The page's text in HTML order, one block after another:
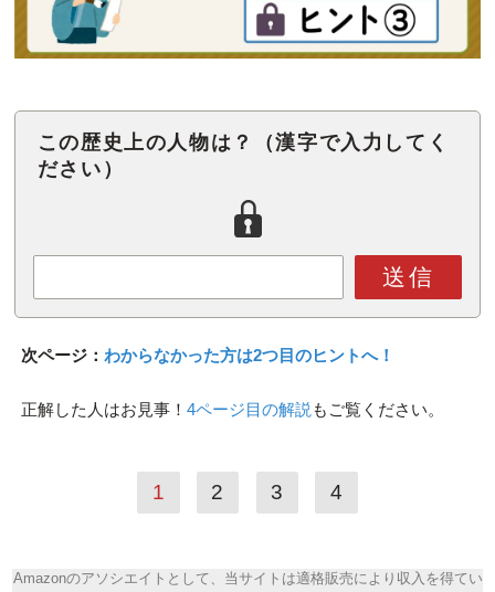
この歴史上の人物は？（漢字で入力してく
ださい）
送信
次ページ： わからなかった方は2つ目のヒントへ！
正解した人はお見事！ 4ページ目の解説もご覧ください。
1 2 3 4
Amazonのアソシエイトとして、当サイトは適格販売により収入を得てい